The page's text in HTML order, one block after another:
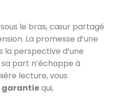
le bras, cœur partagé
La promesse d’une
la perspective d’une
part n’échappe à
lecture, vous
garantiequi,